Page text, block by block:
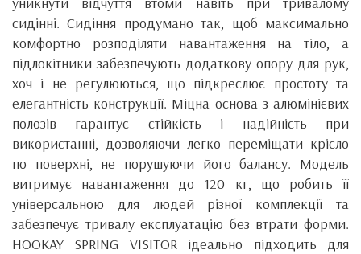
сидінні. Сидіння продумано так, щоб максимально
комфортно розподіляти навантаження на тіло, а
підлокітники забезпечують додаткову опору для рук,
хоч і не регулюються, що підкреслює простоту та
елегантність конструкції. Міцна основа з алюмінієвих
полозів гарантує стійкість і надійність при
використанні, дозволяючи легко переміщати крісло
по поверхні, не порушуючи його балансу. Модель
витримує навантаження до 120 кг, що робить її
універсальною для людей різної комплекції та
забезпечує тривалу експлуатацію без втрати форми.
HOOKAY SPRING VISITOR ідеально підходить для